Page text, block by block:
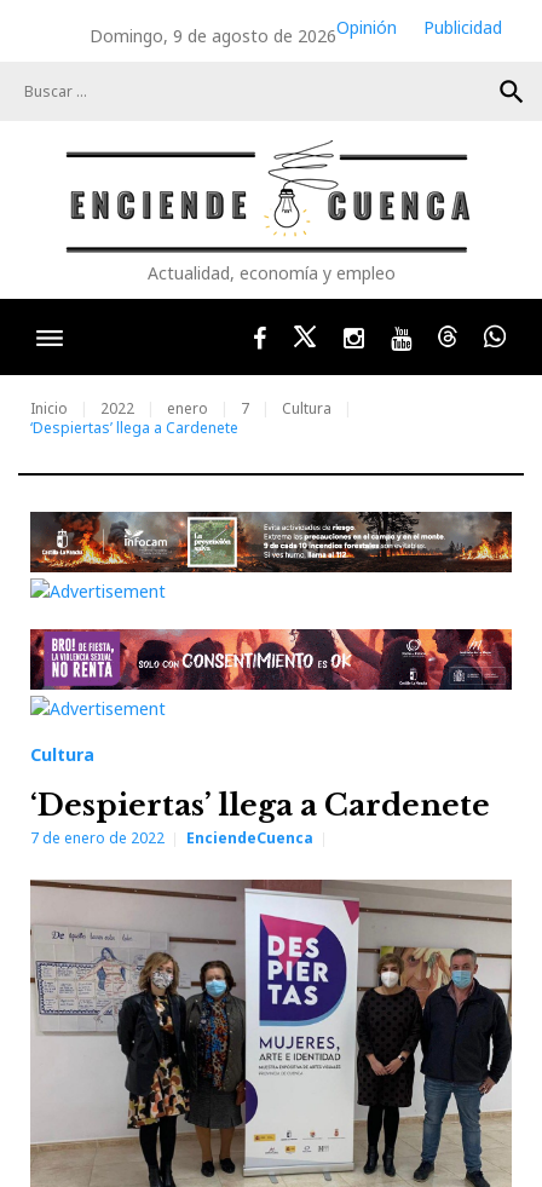
Domingo, 9 de agosto de 2026Opinión
Publicidad
search
Actualidad, economía y empleo
FacebookTwitterInstagram
YoutubeThreads
Inicio 2022 enero 7
Cultura
‘Despiertas’ llega a Cardenete
Cultura
‘Despiertas’ llega a Cardenete
7 de enero de 2022 EnciendeCuenca